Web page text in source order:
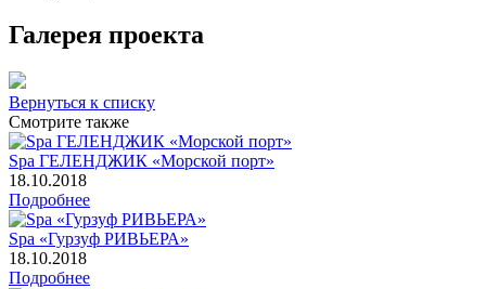
Галерея проекта
Вернуться к списку
Смотрите также
Spa ГЕЛЕНДЖИК «Морской порт»
18.10.2018
Подробнее
Spa «Гурзуф РИВЬЕРА»
18.10.2018
Подробнее